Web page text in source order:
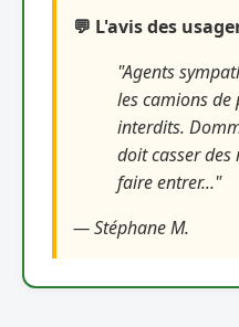
💬 L'avis des
"Agents
les camions de
interdits.
doit casser des
faire entrer..."
— Stéphane M.